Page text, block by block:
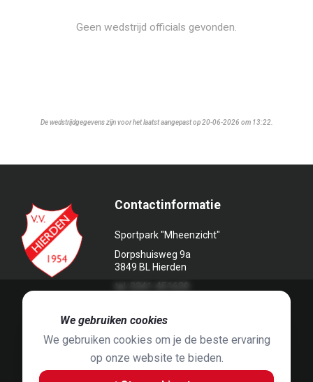
Geen wedstrijd officials gevonden.
De wedstrijdgegevens zijn voor het laatst aangepast op 20-06-2026 om 13:22.
Contactinformatie
Sportpark "Mheenzicht"
Dorpshuisweg 9a
3849 BL Hierden
Jaap Hop & ontwerpen door
We gebruiken cookies
We gebruiken cookies om je de beste ervaring
op onze website te bieden.